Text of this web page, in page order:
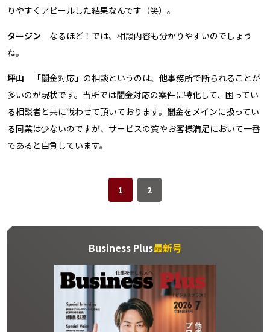
りやすくアピールした結果なんです（笑）。
タージン なるほど！では、相談内容も分かりやすいのでしょう
ね。
坪山 「闇金対応」の相談というのは、他事務所で断られることが
多いのが現状です。当所では闇金対応の案件に特化して、困ってい
る相談者と共に戦わせて頂いております。闇金をメインに扱ってい
る同業は少ないのですが、サービスの質やお客様満足において一番
であると自負しています。
1 2
Business Plus最新号